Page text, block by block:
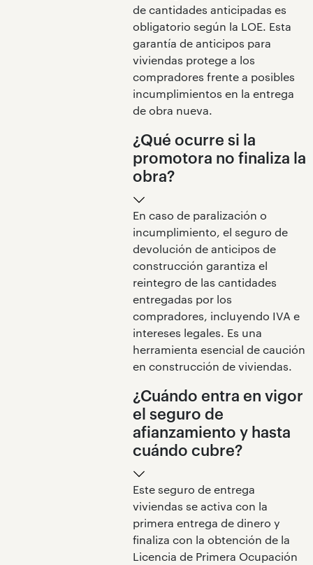
de cantidades anticipadas es
obligatorio según la LOE. Esta
garantía de anticipos para
viviendas protege a los
compradores frente a posibles
incumplimientos en la entrega
de obra nueva.
¿Qué ocurre si la
promotora no finaliza la
obra?
En caso de paralización o
incumplimiento, el seguro de
devolución de anticipos de
construcción garantiza el
reintegro de las cantidades
entregadas por los
compradores, incluyendo IVA e
intereses legales. Es una
herramienta esencial de caución
en construcción de viviendas.
¿Cuándo entra en vigor
el seguro de
afianzamiento y hasta
cuándo cubre?
Este seguro de entrega
viviendas se activa con la
primera entrega de dinero y
finaliza con la obtención de la
Licencia de Primera Ocupación